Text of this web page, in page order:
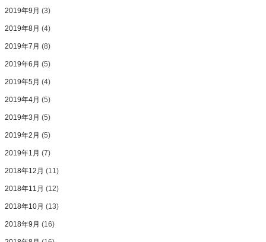
2019年9月 (3)
2019年8月 (4)
2019年7月 (8)
2019年6月 (5)
2019年5月 (4)
2019年4月 (5)
2019年3月 (5)
2019年2月 (5)
2019年1月 (7)
2018年12月 (11)
2018年11月 (12)
2018年10月 (13)
2018年9月 (16)